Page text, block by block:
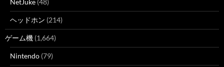
NetJuke (48)
ヘッドホン (214)
ゲーム機 (1,664)
Nintendo (79)